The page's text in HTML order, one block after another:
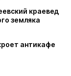
краевед
земляка
антикафе